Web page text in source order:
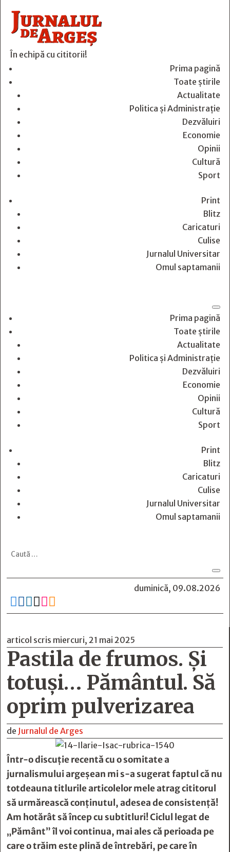
În echipă cu cititorii!
Prima pagină
Toate știrile
Actualitate
Politica și Administrație
Dezvăluiri
Economie
Opinii
Cultură
Sport
Print
Blitz
Caricaturi
Culise
Jurnalul Universitar
Omul saptamanii
Prima pagină
Toate știrile
Actualitate
Politica și Administrație
Dezvăluiri
Economie
Opinii
Cultură
Sport
Print
Blitz
Caricaturi
Culise
Jurnalul Universitar
Omul saptamanii
duminică, 09.08.2026
     
articol scris miercuri, 21 mai 2025
Pastila de frumos. Şi
totuşi… Pământul. Să
oprim pulverizarea
de Jurnalul de Arges
Într-o discuție recentă cu o somitate a
jurnalismului argeșean mi s-a sugerat faptul că nu
totdeauna titlurile articolelor mele atrag cititorul
să urmărească conținutul, adesea de consistență!
Am hotărât să încep cu subtitluri! Ciclul legat de
„Pământ” îl voi continua, mai ales că perioada pe
care o trăim este plină de întrebări, pe care în